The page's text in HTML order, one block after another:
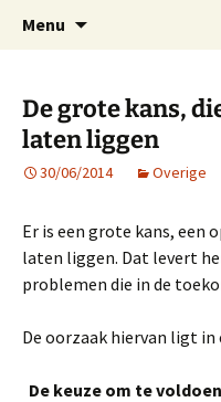
ProBeter
Voor excellente
Menu
De grote kans,
laten liggen
30/06/2014 Overige
Er is een grote kans, een
laten liggen. Dat levert
problemen die in de
De oorzaak hiervan ligt in
De keuze om te